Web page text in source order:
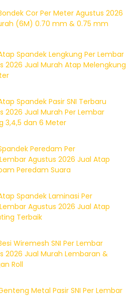
Cor Per Meter Agustus 2026
(6M) 0.70 mm & 0.75 mm
Spandek Lengkung Per Lembar
2026 Jual Murah Atap Melengkung
Spandek Pasir SNI Terbaru
2026 Jual Murah Per Lembar
3,4,5 dan 6 Meter
Peredam Per
Agustus 2026 Jual Atap
Peredam Suara
Spandek Laminasi Per
Agustus 2026 Jual Atap
Terbaik
Wiremesh SNI Per Lembar
2026 Jual Murah Lembaran &
Roll
Metal Pasir SNI Per Lembar